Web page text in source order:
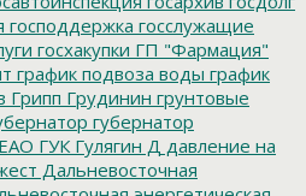
господдержка госслужащие
госхакупки ГП "Фармация"
график подвоза воды график
Грипп Грудинин грунтовые
губернатор
ГУК Гулягин Д давление на
Дальневосточная